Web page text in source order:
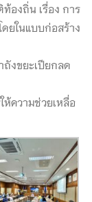
งถิ่น เรื่อง การ
ยในแบบก่อสร้าง
ถังขยะเปียกลด
ความช่วยเหลื่อ